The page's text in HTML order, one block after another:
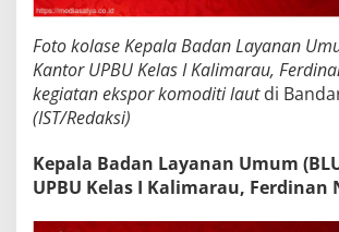
Foto kolase Kepala Badan Layanan
Kantor UPBU Kelas I Kalimarau,
kegiatan ekspor komoditi lautdi
(IST/Redaksi)
Kepala Badan Layanan Umum
UPBU Kelas I Kalimarau, Ferdinan